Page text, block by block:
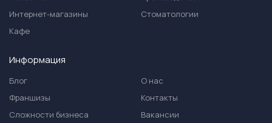
Интернет-магазины
Кафе
Стоматологии
Информация
Блог
Франшизы
Сложности бизнеса
О нас
Контакты
Вакансии